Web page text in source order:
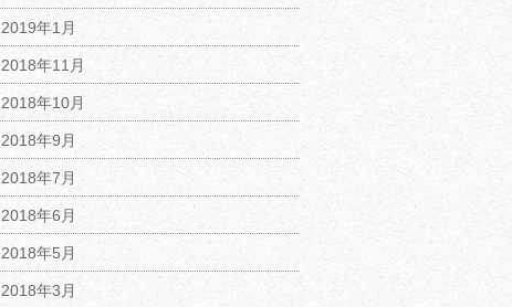
2019年1月
2018年11月
2018年10月
2018年9月
2018年7月
2018年6月
2018年5月
2018年3月